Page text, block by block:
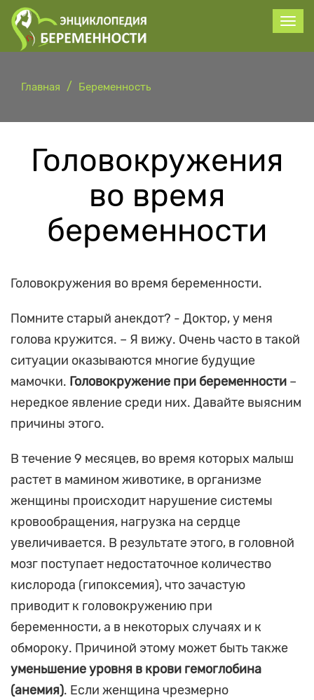
Главная Беременность
Головокружения
во время
беременности
Головокружения во время беременности.
Помните старый анекдот? - Доктор, у меня
голова кружится. – Я вижу. Очень часто в такой
ситуации оказываются многие будущие
мамочки. Головокружение при беременности –
нередкое явление среди них. Давайте выясним
причины этого.
В течение 9 месяцев, во время которых малыш
растет в мамином животике, в организме
женщины происходит нарушение системы
кровообращения, нагрузка на сердце
увеличивается. В результате этого, в головной
мозг поступает недостаточное количество
кислорода (гипоксемия), что зачастую
приводит к головокружению при
беременности, а в некоторых случаях и к
обмороку. Причиной этому может быть также
уменьшение уровня в крови гемоглобина
(анемия). Если женщина чрезмерно